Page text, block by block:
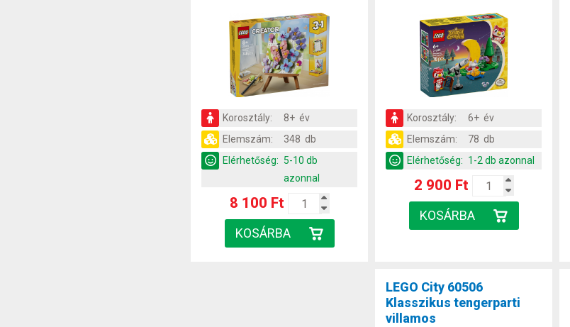
Korosztály:
8+ év
Elemszám:
348 db
Elérhetőség: 5-10 db
azonnal
8 100 Ft
Korosztály:
6+ év
Elemszám:
78 db
Elérhetőség: 1-2 db azonnal
2 900 Ft
LEGO City 60506
Klasszikus tengerparti
villamos